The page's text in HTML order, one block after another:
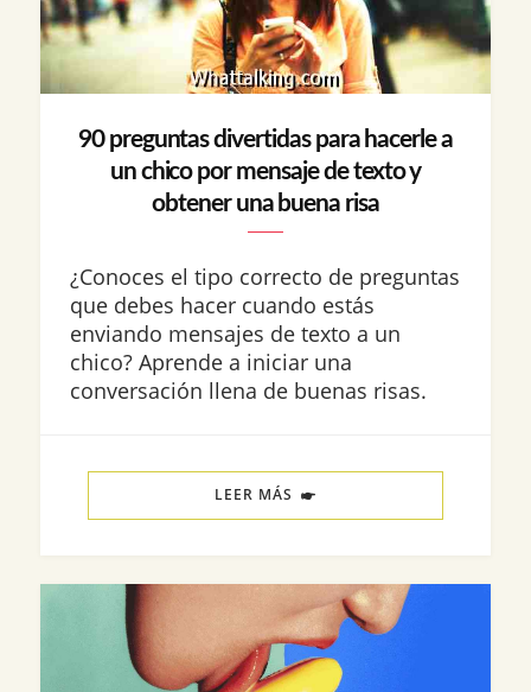
90 preguntas divertidas para hacerle a
un chico por mensaje de texto y
obtener una buena risa
¿Conoces el tipo correcto de preguntas
que debes hacer cuando estás
enviando mensajes de texto a un
chico? Aprende a iniciar una
conversación llena de buenas risas.
LEER MÁS